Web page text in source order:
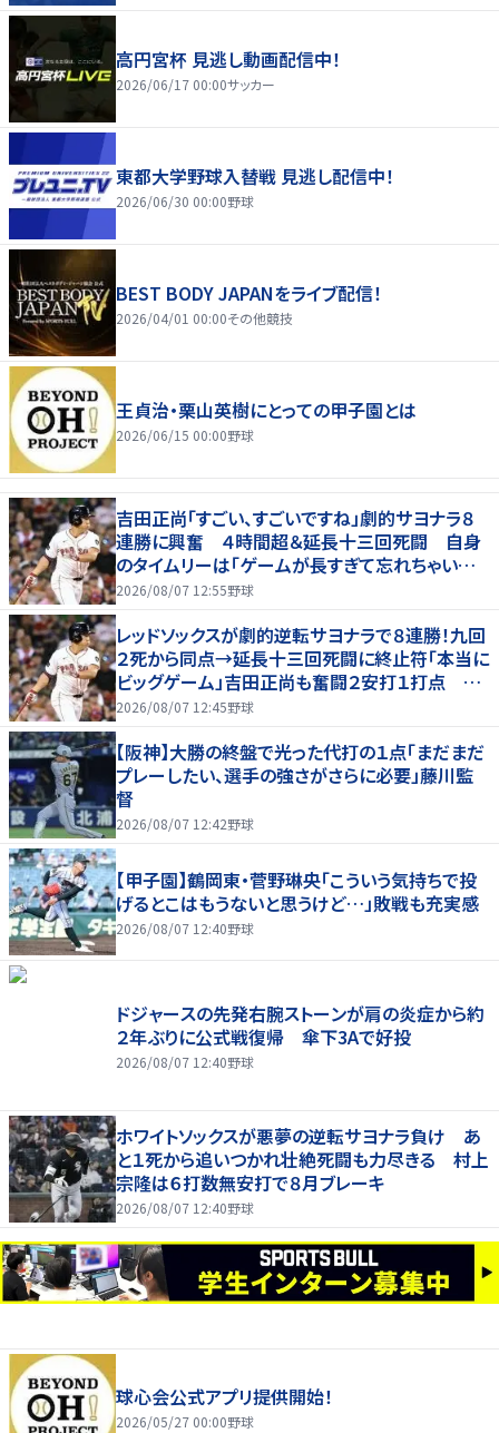
高円宮杯 見逃し動画配信中！
2026/06/17 00:00サッカー
東都大学野球入替戦 見逃し配信中！
2026/06/30 00:00野球
BEST BODY JAPANをライブ配信！
2026/04/01 00:00その他競技
王貞治・栗山英樹にとっての甲子園とは
2026/06/15 00:00野球
吉田正尚「すごい、すごいですね」劇的サヨナラ８
連勝に興奮 ４時間超＆延長十三回死闘 自身
のタイムリーは「ゲームが長すぎて忘れちゃいまし
た」
2026/08/07 12:55野球
レッドソックスが劇的逆転サヨナラで８連勝！九回
２死から同点→延長十三回死闘に終止符「本当に
ビッグゲーム」吉田正尚も奮闘２安打１打点 靴
下対決で驚異のスイープ
2026/08/07 12:45野球
【阪神】大勝の終盤で光った代打の１点「まだまだ
プレーしたい、選手の強さがさらに必要」藤川監
督
2026/08/07 12:42野球
【甲子園】鶴岡東・菅野琳央「こういう気持ちで投
げるとこはもうないと思うけど…」敗戦も充実感
2026/08/07 12:40野球
ドジャースの先発右腕ストーンが肩の炎症から約
２年ぶりに公式戦復帰 傘下3Aで好投
2026/08/07 12:40野球
ホワイトソックスが悪夢の逆転サヨナラ負け あ
と１死から追いつかれ壮絶死闘も力尽きる 村上
宗隆は６打数無安打で８月ブレーキ
2026/08/07 12:40野球
球心会公式アプリ提供開始！
2026/05/27 00:00野球